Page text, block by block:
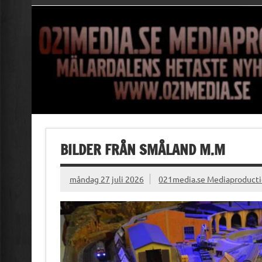
BILDER FRÅN SMÅLAND M.M
måndag 27 juli 2026 021media.se